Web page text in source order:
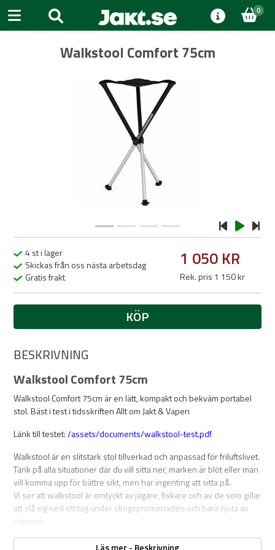
0
Walkstool Comfort 75cm
4 st i lager
Skickas från oss nästa arbetsdag
Gratis frakt
1 050 KR
Rek. pris 1 150 kr
KÖP
BESKRIVNING
Walkstool Comfort 75cm
Walkstool Comfort 75cm är en lätt, kompakt och bekväm portabel
stol. Bäst i test i tidsskriften Allt om Jakt & Vapen
Länk till testet:/assets/documents/walkstool-test.pdf
Walkstool är en slitstark stol tillverkad och anpassad för friluftslivet.
Tänk på alla situationer där du vill sitta ner, marken är blöt eller man
vill komma upp för bättre sikt, men har ingenting att sitta på.
Vi ser att walkstool är omtyckt av jägare, fiskare och av de som gillar
att slå sig ned ett tag under skogspromenaden och bara njuta av
naturen.
Med en liten och smidig Walkstool bär du alltid med dig en bra
Läs mer - Beskrivning